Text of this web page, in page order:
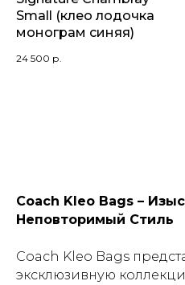
Small (клео лодочка
монограм синяя)
24 500 р.
Coach Kleo Bags –
Неповторимый Стиль
Coach Kleo Bags
эксклюзивную